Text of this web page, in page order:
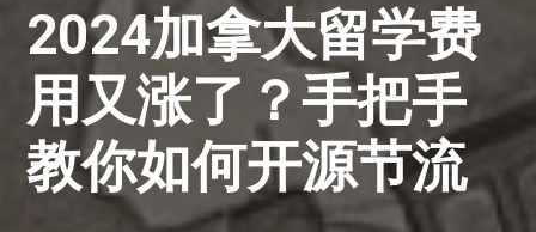
2024加拿大留学费
用又涨了？手把手
教你如何开源节流